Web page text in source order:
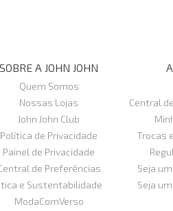
SOBRE A JOHN JOHN
Quem Somos
Nossas Lojas
John John Club
Política de Privacidade
Painel de Privacidade
de Preferências
e Sustentabilidade
ModaComVerso
Central
Trocas
Seja
Seja